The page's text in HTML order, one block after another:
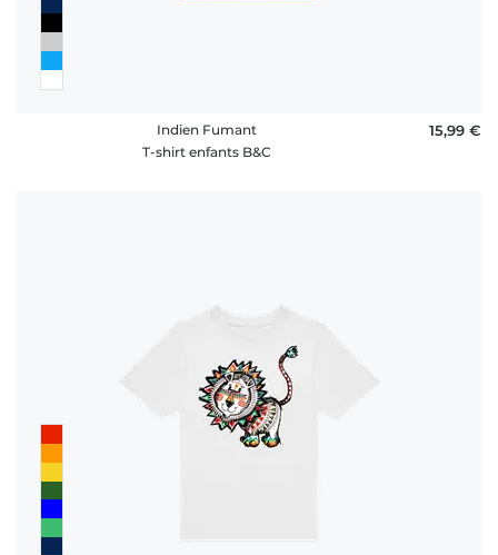
Indien Fumant
T-shirt enfants B&C
15,99 €